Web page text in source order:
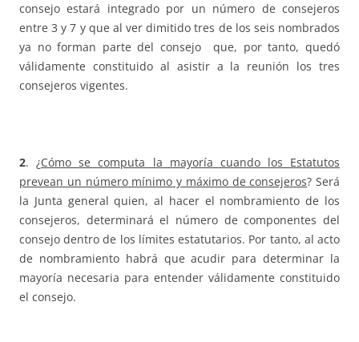
consejo estará integrado por un número de consejeros
entre 3 y 7 y que al ver dimitido tres de los seis nombrados
ya no forman parte del consejo que, por tanto, quedó
válidamente constituido al asistir a la reunión los tres
consejeros vigentes.
2. ¿Cómo se computa la mayoría cuando los Estatutos
prevean un número mínimo y máximo de consejeros? Será
la Junta general quien, al hacer el nombramiento de los
consejeros, determinará el número de componentes del
consejo dentro de los límites estatutarios. Por tanto, al acto
de nombramiento habrá que acudir para determinar la
mayoría necesaria para entender válidamente constituido
el consejo.